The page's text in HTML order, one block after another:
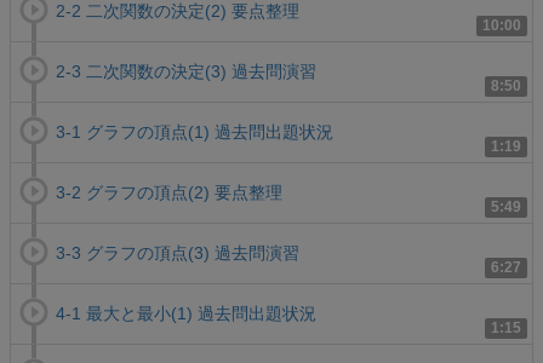
10:00
2-2 二次関数の決定(2) 要点整理
8:50
2-3 二次関数の決定(3) 過去問演習
1:19
3-1 グラフの頂点(1) 過去問出題状況
5:49
3-2 グラフの頂点(2) 要点整理
6:27
3-3 グラフの頂点(3) 過去問演習
1:15
4-1 最大と最小(1) 過去問出題状況